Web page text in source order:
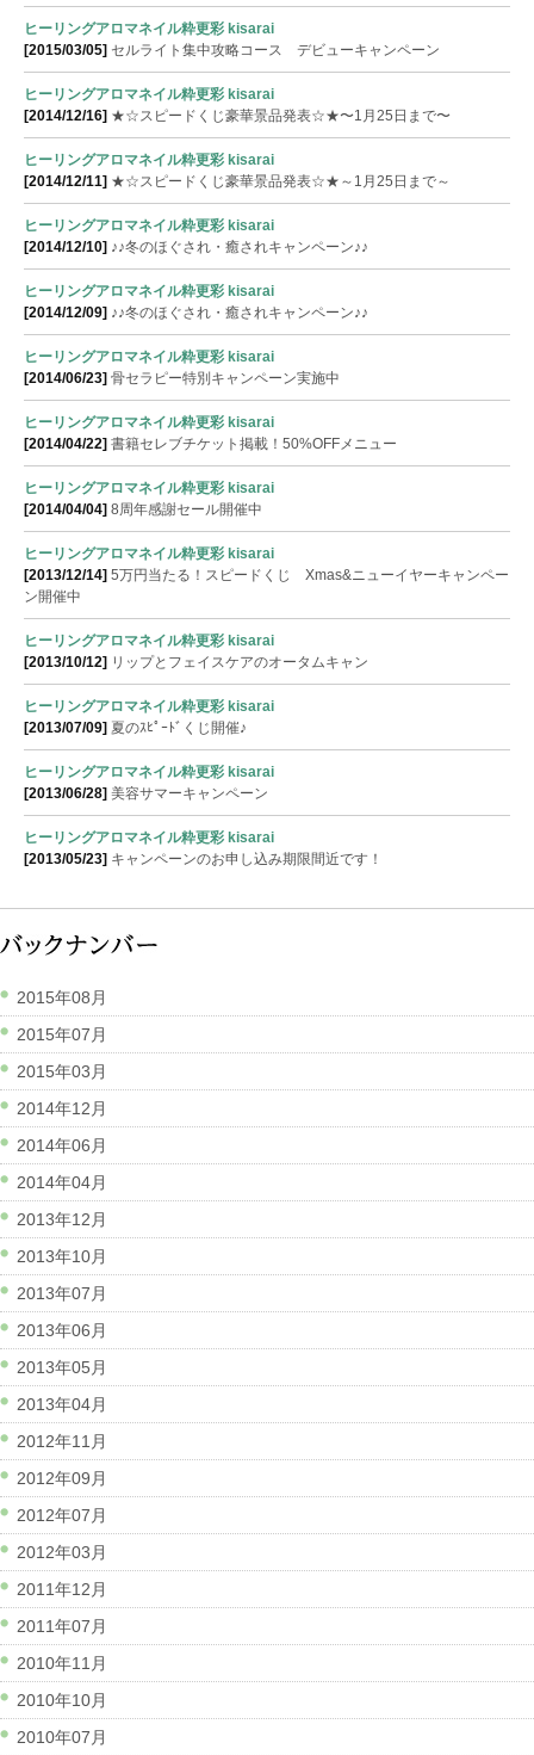
ヒーリングアロマネイル粋更彩 kisarai
[2015/03/05] セルライト集中攻略コース デビューキャンペーン
ヒーリングアロマネイル粋更彩 kisarai
[2014/12/16] ★☆スピードくじ豪華景品発表☆★〜1月25日まで〜
ヒーリングアロマネイル粋更彩 kisarai
[2014/12/11] ★☆スピードくじ豪華景品発表☆★～1月25日まで～
ヒーリングアロマネイル粋更彩 kisarai
[2014/12/10] ♪♪冬のほぐされ・癒されキャンペーン♪♪
ヒーリングアロマネイル粋更彩 kisarai
[2014/12/09] ♪♪冬のほぐされ・癒されキャンペーン♪♪
ヒーリングアロマネイル粋更彩 kisarai
[2014/06/23] 骨セラピー特別キャンペーン実施中
ヒーリングアロマネイル粋更彩 kisarai
[2014/04/22] 書籍セレブチケット掲載！50%OFFメニュー
ヒーリングアロマネイル粋更彩 kisarai
[2014/04/04] 8周年感謝セール開催中
ヒーリングアロマネイル粋更彩 kisarai
[2013/12/14] 5万円当たる！スピードくじ Xmas&ニューイヤーキャンペー
ン開催中
ヒーリングアロマネイル粋更彩 kisarai
[2013/10/12] リップとフェイスケアのオータムキャン
ヒーリングアロマネイル粋更彩 kisarai
[2013/07/09] 夏のｽﾋﾟｰﾄﾞくじ開催♪
ヒーリングアロマネイル粋更彩 kisarai
[2013/06/28] 美容サマーキャンペーン
ヒーリングアロマネイル粋更彩 kisarai
[2013/05/23] キャンペーンのお申し込み期限間近です！
2015年08月
2015年07月
2015年03月
2014年12月
2014年06月
2014年04月
2013年12月
2013年10月
2013年07月
2013年06月
2013年05月
2013年04月
2012年11月
2012年09月
2012年07月
2012年03月
2011年12月
2011年07月
2010年11月
2010年10月
2010年07月